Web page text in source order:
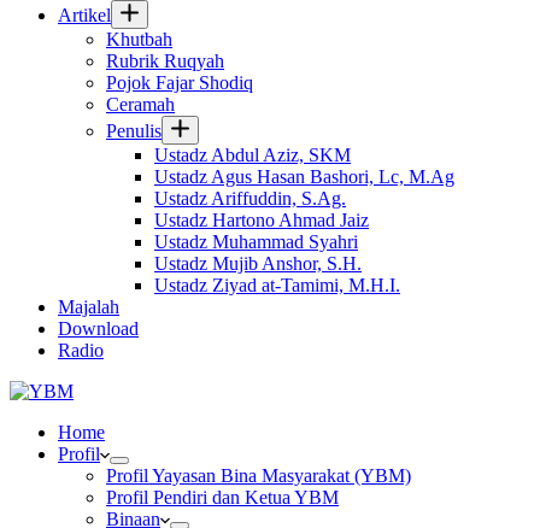
Artikel
Khutbah
Rubrik Ruqyah
Pojok Fajar Shodiq
Ceramah
Penulis
Ustadz Abdul Aziz, SKM
Ustadz Agus Hasan Bashori, Lc, M.Ag
Ustadz Ariffuddin, S.Ag.
Ustadz Hartono Ahmad Jaiz
Ustadz Muhammad Syahri
Ustadz Mujib Anshor, S.H.
Ustadz Ziyad at-Tamimi, M.H.I.
Majalah
Download
Radio
Home
Profil
Profil Yayasan Bina Masyarakat (YBM)
Profil Pendiri dan Ketua YBM
Binaan